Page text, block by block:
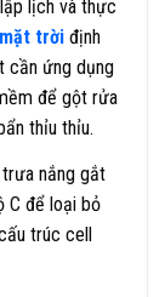
lịch và thực
trời định
cần ứng dụng
để gột rửa
thỉu thỉu.
nắng gắt
C để loại bỏ
trúc cell